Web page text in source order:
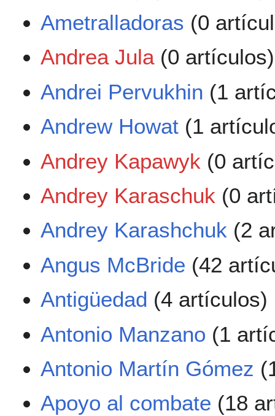
Ametralladoras (0
Andrea Jula(0 artículos)
Andrei Pervukhin (1
Andrew Howat (1
Andrey Kapawyk (0
Andrey Karaschuk (0
Andrey Karashchuk (2
Angus McBride (42
Antigüedad (4 artículos)
Antonio Manzano (1
Antonio Martín Gómez
Apoyo al combate (18